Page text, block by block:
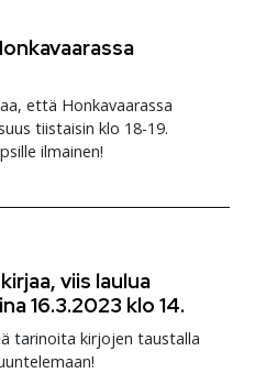
että Honkavaarassa
tiistaisin klo 18-19.
ilmainen!
viis laulua
16.3.2023 klo 14.
tarinoita kirjojen taustalla